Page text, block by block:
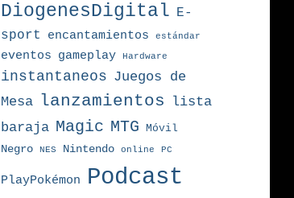
DiogenesDigital E-
sport
encantamientos estándar
eventos gameplay Hardware
instantaneos Juegos de
Mesa
lanzamientos
lista
baraja Magic MTG Móvil
Negro
NES Nintendo online PC
PlayPokémon Podcast